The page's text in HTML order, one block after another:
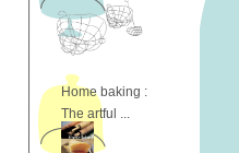
Home baking :
The artful ...